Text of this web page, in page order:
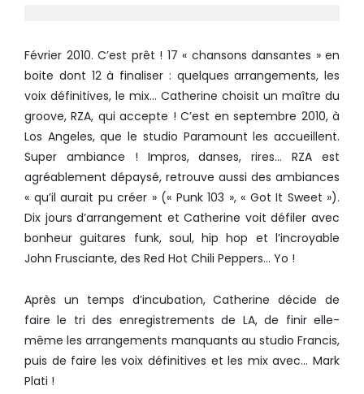
Février 2010. C’est prêt ! 17 « chansons dansantes » en
boite dont 12 à finaliser : quelques arrangements, les
voix définitives, le mix… Catherine choisit un maître du
groove, RZA, qui accepte ! C’est en septembre 2010, à
Los Angeles, que le studio Paramount les accueillent.
Super ambiance ! Impros, danses, rires… RZA est
agréablement dépaysé, retrouve aussi des ambiances
« qu’il aurait pu créer » (« Punk 103 », « Got It Sweet »).
Dix jours d’arrangement et Catherine voit défiler avec
bonheur guitares funk, soul, hip hop et l’incroyable
John Frusciante, des Red Hot Chili Peppers… Yo !
Après un temps d’incubation, Catherine décide de
faire le tri des enregistrements de LA, de finir elle-
même les arrangements manquants au studio Francis,
puis de faire les voix définitives et les mix avec… Mark
Plati !